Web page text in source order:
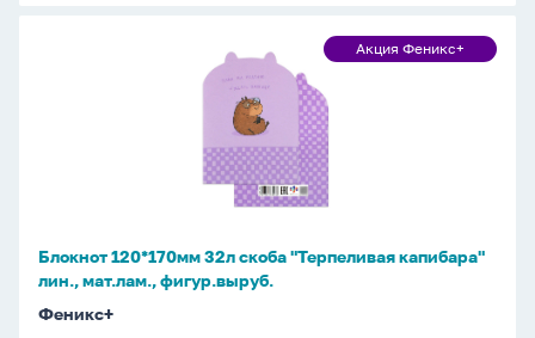
фигур.выруб.
Акция
Акция Феникс+
Блокнот 120*170мм 32л скоба "Терпеливая капибара"
лин., мат.лам., фигур.выруб.
Феникс+